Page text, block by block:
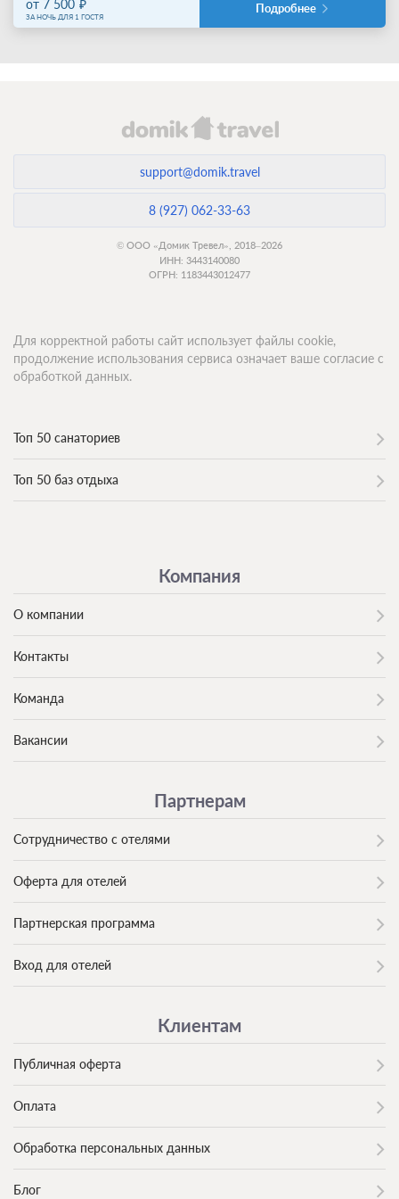
от 7 500
ЗА НОЧЬ ДЛЯ 1 ГОСТЯ
Подробнее
support@domik.travel
8 (927) 062-33-63
© ООО «Домик Тревел», 2018–2026
ИНН: 3443140080
ОГРН: 1183443012477
Топ 50 санаториев
Топ 50 баз отдыха
Компания
О компании
Контакты
Команда
Вакансии
Партнерам
Сотрудничество с отелями
Оферта для отелей
Партнерская программа
Вход для отелей
Клиентам
Публичная оферта
Оплата
Обработка персональных данных
Блог
Для корректной работы сайт использует файлы cookie,
продолжение использования сервиса означает ваше согласие с
обработкой данных.